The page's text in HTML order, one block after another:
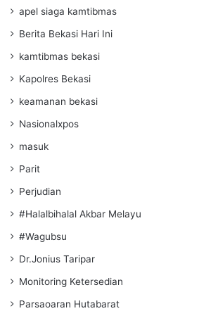
apel siaga kamtibmas
Berita Bekasi Hari Ini
kamtibmas bekasi
Kapolres Bekasi
keamanan bekasi
Nasionalxpos
masuk
Parit
Perjudian
#Halalbihalal Akbar Melayu
#Wagubsu
Dr.Jonius Taripar
Monitoring Ketersedian
Parsaoaran Hutabarat